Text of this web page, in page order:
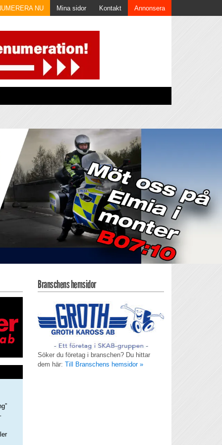
NU Mina sidor Kontakt Annonsera
Branschens hemsidor
Söker du företag i branschen? Du hittar
dem här: Till Branschens hemsidor »